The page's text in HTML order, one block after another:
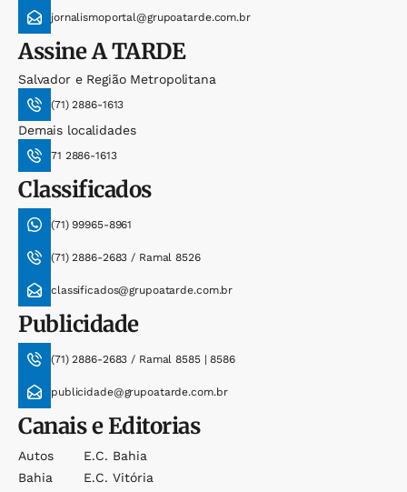
jornalismoportal@grupoatarde.com.br
AssineA TARDE
Salvador e Região Metropolitana
(71) 2886-1613
Demais localidades
71 2886-1613
Classificados
(71) 99965-8961
(71) 2886-2683 / Ramal 8526
classificados@grupoatarde.com.br
Publicidade
(71) 2886-2683 / Ramal 8585 | 8586
publicidade@grupoatarde.com.br
Canais e Editorias
Autos
Bahia
E.c. Bahia
E.c. Vitória